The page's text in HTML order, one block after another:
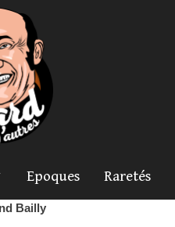
Epoques Raretés
Bailly